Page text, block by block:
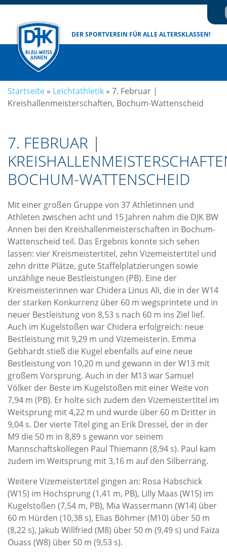
DER SPORTVEREIN FÜR ALLE ALTERSKLASSEN!
Startseite » Leichtathletik » 7. Februar |
Kreishallenmeisterschaften, Bochum-Wattenscheid
7. FEBRUAR |
BOCHUM-WATTENSCHEID
Mit einer großen Gruppe von 37 Athletinnen und
Athleten zwischen acht und 15 Jahren nahm die DJK BW
Annen bei den Kreishallenmeisterschaften in Bochum-
Wattenscheid teil. Das Ergebnis konnte sich sehen
lassen: vier Kreismeistertitel, zehn Vizemeistertitel und
zehn dritte Plätze, gute Staffelplatzierungen sowie
unzählige neue Bestleistungen (PB). Eine der
Kreismeisterinnen war Chidera Linus Ali, die in der W14
der starken Konkurrenz über 60 m wegsprintete und in
neuer Bestleistung von 8,53 s nach 60 m ins Ziel lief.
Auch im Kugelstoßen war Chidera erfolgreich: neue
Bestleistung mit 9,29 m und Vizemeisterin. Emma
Gebhardt stieß die Kugel ebenfalls auf eine neue
Bestleistung von 10,20 m und gewann in der W13 mit
großem Vorsprung. Auch in der M13 war Samuel
Völker der Beste im Kugelstoßen mit einer Weite von
7,94 m (PB). Er holte sich zudem den Vizemeistertitel im
Weitsprung mit 4,22 m und wurde über 60 m Dritter in
9,04 s. Der vierte Titel ging an Erik Dressel, der in der
M9 die 50 m in 8,89 s gewann vor seinem
Mannschaftskollegen Paul Thiemann (8,94 s). Paul kam
zudem im Weitsprung mit 3,16 m auf den Silberrang.
Weitere Vizemeistertitel gingen an: Rosa Habschick
(W15) im Hochsprung (1,41 m, PB), Lilly Maas (W15) im
Kugelstoßen (7,54 m, PB), Mia Wassermann (W14) über
60 m Hürden (10,38 s), Elias Böhmer (M10) über 50 m
(8,22 s), Jakub Willfried (M8) über 50 m (9,49 s) und Faiza
Ouass (W8) über 50 m (9,53 s).